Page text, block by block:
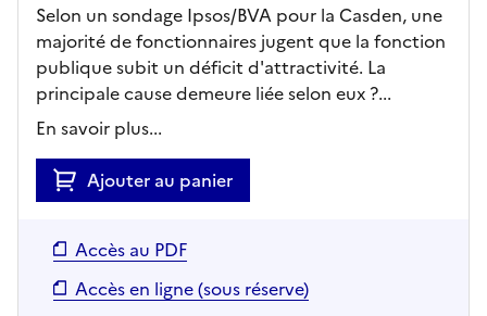
Selon un sondage Ipsos/BVA pour la Casden, une
majorité de fonctionnaires jugent que la fonction
publique subit un déficit d'attractivité. La
principale cause demeure liée selon eux ?...
En savoir plus...
Ajouter au panier
Accès au PDF
Accès en ligne (sous réserve)